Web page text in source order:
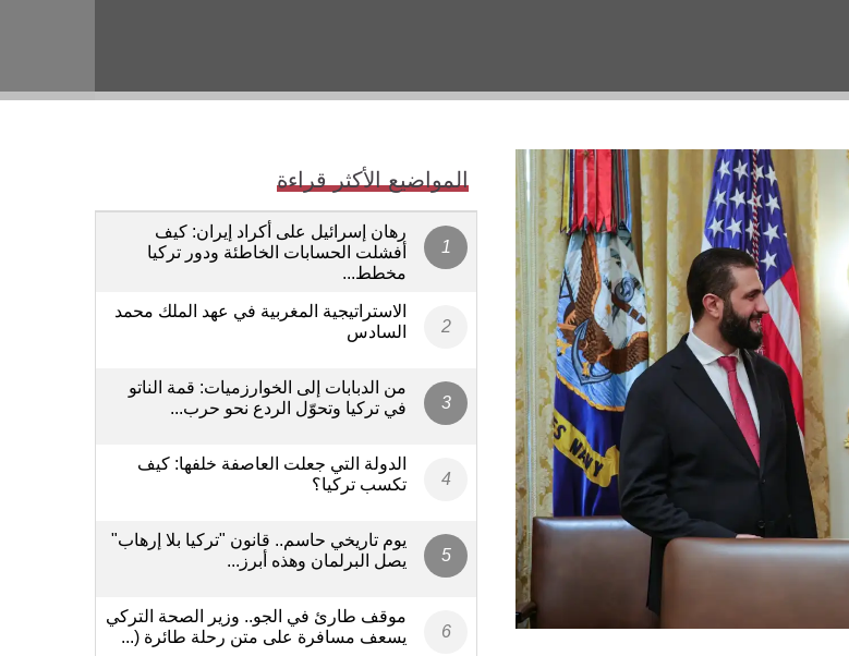
المواضيع الأكثر قراءة
رهان إسرائيل على أكراد إيران: كيف
أفشلت الحسابات الخاطئة ودور تركيا
مخطط...
الاستراتيجية المغربية في عهد الملك محمد
السادس
من الدبابات إلى الخوارزميات: قمة الناتو
في تركيا وتحوّل الردع نحو حرب...
الدولة التي جعلت العاصفة خلفها: كيف
تكسب تركيا؟
يوم تاريخي حاسم.. قانون "تركيا بلا إرهاب"
يصل البرلمان وهذه أبرز...
موقف طارئ في الجو.. وزير الصحة التركي
يسعف مسافرة على متن رحلة طائرة (...